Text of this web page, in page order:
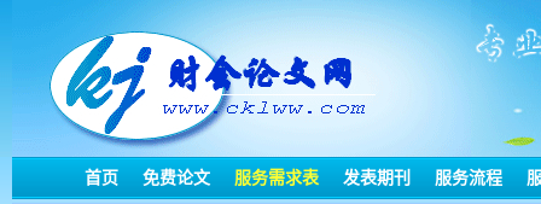
首页 免费论文 服务需求表 发表期刊 服务流程